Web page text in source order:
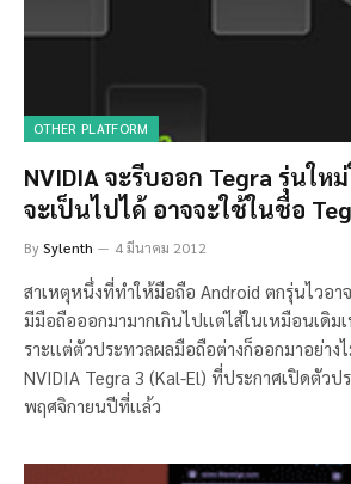
OTHER PLATFORM
NVIDIA จะรีบออก Tegra รุ่นให
จะเป็นไปได้ อาจจะใช้ในชื่อ
BySylenth 4 มีนาคม 2012
สาเหตุหนึ่งที่ทำให้มือถือ Android ตกรุ่นไวอา
มีมือถือออกมามากเกินไปเเต่ไส้ในเหมือนเดิม
ราะเเต่ตัวประทวลผลมือถือต่างก็ออกมาอย่า
NVIDIA Tegra 3 (Kal-El) ที่ประกาศเปิดตัวป
พฤศจิกายนปีที่เเล้ว